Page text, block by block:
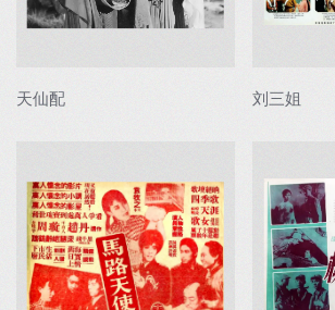
天仙配 刘三姐